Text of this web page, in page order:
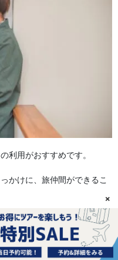
利用がおすすめです。
かけに、旅仲間ができるこ
、気軽にコミュニケーショ
×